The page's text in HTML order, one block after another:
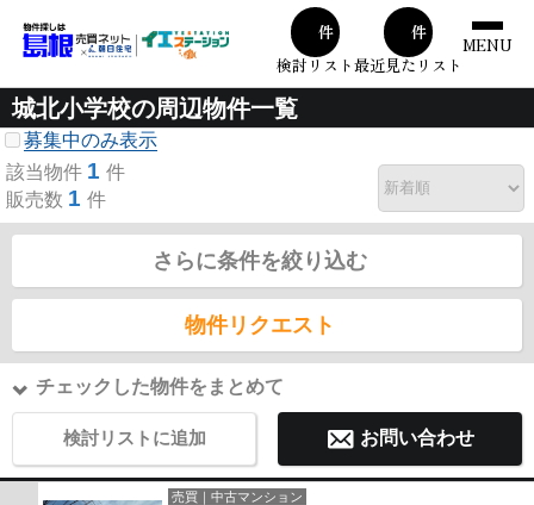
00件
検討リスト
00件
最近見たリスト
MENU
城北小学校の周辺物件一覧
募集中のみ表示
該当物件 1 件
販売数 1 件
さらに条件を絞り込む
物件リクエスト
チェックした物件をまとめて
検討リストに追加 お問い合わせ
売買｜中古マンション